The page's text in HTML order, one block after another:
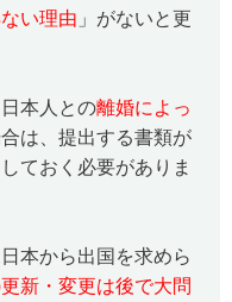
い理由 」がないと更
本人との離婚によっ
は、提出する書類が
ておく必要がありま
本から出国を求めら
新・変更は後で大問